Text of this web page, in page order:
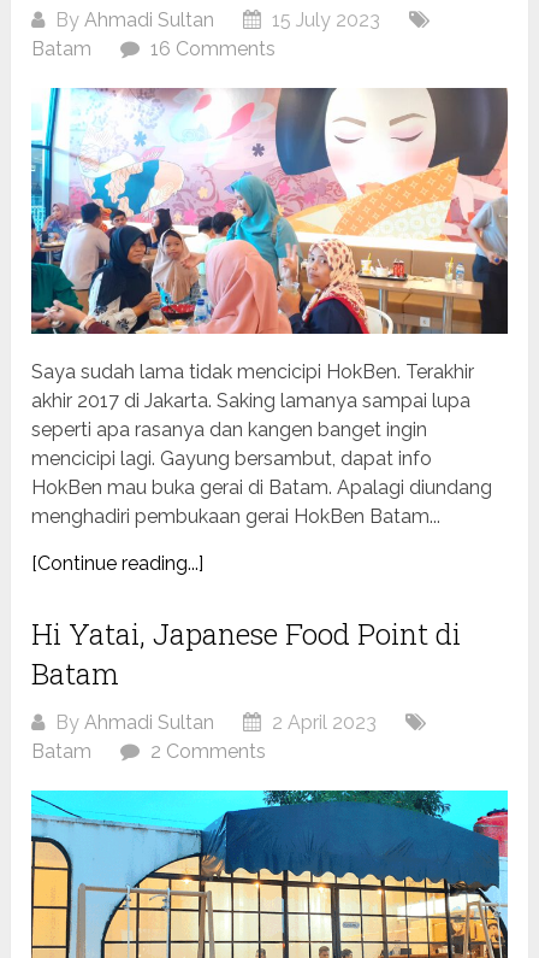
ByAhmadi Sultan
15 July 2023
Batam
16 Comments
Saya sudah lama tidak mencicipi HokBen. Terakhir
akhir 2017 di Jakarta. Saking lamanya sampai lupa
seperti apa rasanya dan kangen banget ingin
mencicipi lagi. Gayung bersambut, dapat info
HokBen mau buka gerai di Batam. Apalagi diundang
menghadiri pembukaan gerai HokBen Batam...
[Continue reading...]
Hi Yatai, Japanese Food Point di
Batam
By Ahmadi Sultan
2 April 2023
Batam
2 Comments